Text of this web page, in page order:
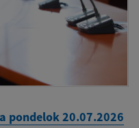
pondelok 20.07.2026